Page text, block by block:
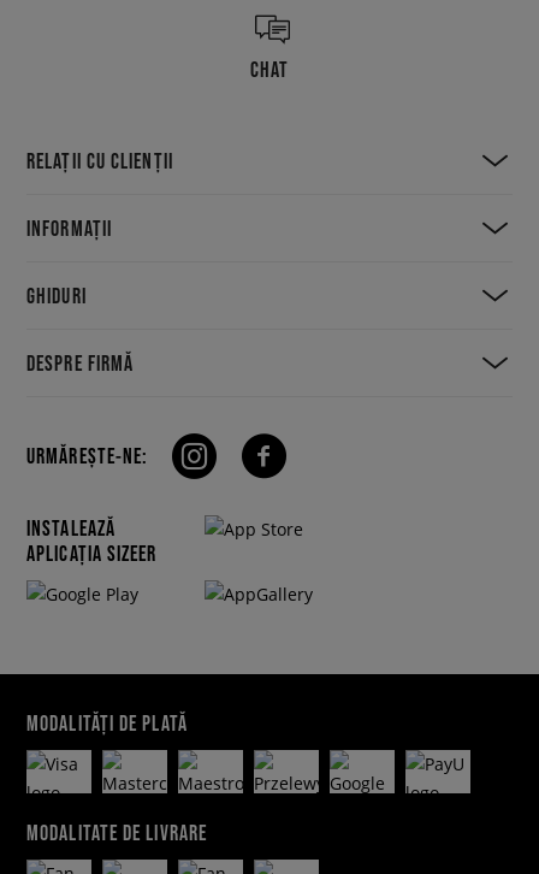
CHAT
RELAȚII CU CLIENȚII
INFORMAȚII
GHIDURI
DESPRE FIRMĂ
URMĂREȘTE-NE:
INSTALEAZĂ
APLICAȚIA SIZEER
MODALITĂȚI DE PLATĂ
MODALITATE DE LIVRARE